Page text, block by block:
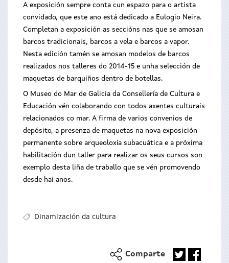
A exposición sempre conta cun espazo para o artista
convidado, que este ano está dedicado a Eulogio Neira.
Completan a exposición as seccións nas que se amosan
barcos tradicionais, barcos a vela e barcos a vapor.
Nesta edición tamén se amosan modelos de barcos
realizados nos talleres do 2014-15 e unha selección de
maquetas de barquiños dentro de botellas.
O Museo do Mar de Galicia da Consellería de Cultura e
Educación vén colaborando con todos axentes culturais
relacionados co mar. A firma de varios convenios de
depósito, a presenza de maquetas na nova exposición
permanente sobre arqueoloxía subacuática e a próxima
habilitación dun taller para realizar os seus cursos son
exemplo desta liña de traballo que se vén promovendo
desde hai anos.
Dinamización da cultura
Comparte